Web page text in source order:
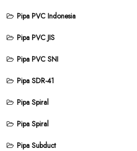
Pipa PVC Indonesia
Pipa PVC JIS
Pipa PVC SNI
Pipa SDR-41
Pipa Spiral
Pipa Spiral
Pipa Subduct